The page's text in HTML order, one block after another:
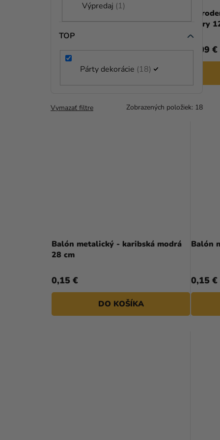
Výpredaj 1
TOP
Párty dekorácie 18
Vymazať filtre Zobrazených položiek: 18
U
K
O
V
Fóliový balón - Nemo
4,29 €
DO KOŠÍKA
Dory
2,09 €
Balón metalický - karibská modrá
28 cm
0,15 €
DO KOŠÍKA
Balón
0,15 €